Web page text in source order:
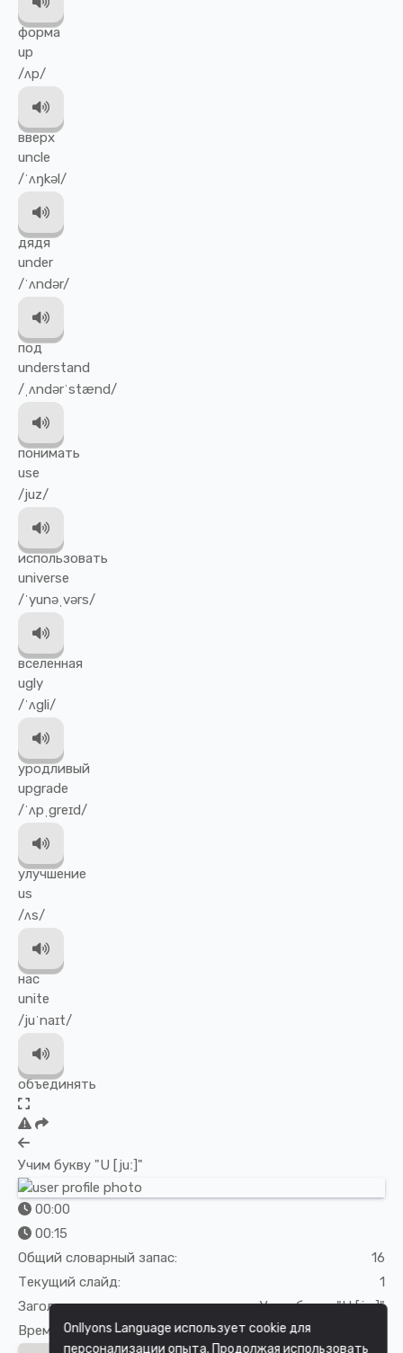
Onllyons Language использует cookie для
персонализации опыта. Продолжая использовать
форма
up
/ʌp/
вверх
uncle
/ˈʌŋkəl/
дядя
under
/ˈʌndər/
под
understand
/ˌʌndərˈstænd/
понимать
use
/juz/
использовать
universe
/ˈyunəˌvərs/
вселенная
ugly
/ˈʌgli/
уродливый
upgrade
/ˈʌpˌgreɪd/
улучшение
us
/ʌs/
нас
unite
/juˈnaɪt/
объединять
Учим букву "U [juː]"
00:00
00:15
Общий словарный запас:
16
Текущий слайд:
1
Заголовок урока:
Учим букву "U [juː]"
Время урока: